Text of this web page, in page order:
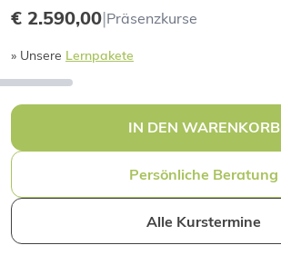
€ 2.590,00|Präsenzkurse
» Unsere Lernpakete
IN DEN WARENKORB
Persönliche Beratung
Alle Kurstermine